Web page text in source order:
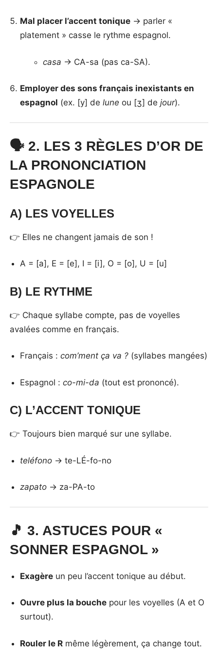
Mal placer l’accent tonique → parler «
platement » casse le rythme espagnol.
casa → CA-sa (pas ca-SA).
Employer des sons français inexistants en
espagnol (ex. [y] delune ou [ʒ] dejour).
🗣️ 2. LES 3 RÈGLES D’OR DE
LA PRONONCIATION
ESPAGNOLE
A) LES VOYELLES
👉 Elles ne changent jamais de son !
A = [a], E = [e], I = [i], O = [o], U = [u]
B) LE RYTHME
👉 Chaque syllabe compte, pas de voyelles
avalées comme en français.
Français :com’ment ça va ? (syllabes mangées)
Espagnol :co-mi-da (tout est prononcé).
C) L’ACCENT TONIQUE
👉 Toujours bien marqué sur une syllabe.
teléfono → te-LÉ-fo-no
zapato → za-PA-to
🎵 3. ASTUCES POUR «
SONNER ESPAGNOL »
Exagère un peu l’accent tonique au début.
Ouvre plus la bouche pour les voyelles (A et O
surtout).
Rouler le R même légèrement, ça change tout.